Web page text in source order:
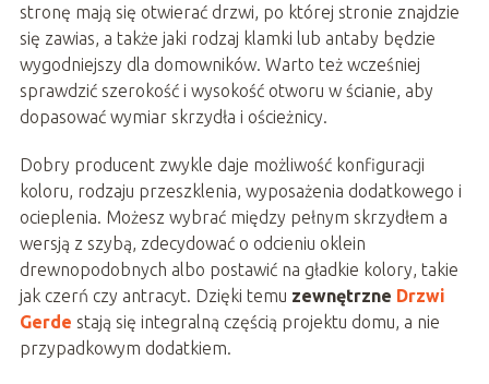
stronę mają się otwierać drzwi, po której stronie znajdzie
się zawias, a także jaki rodzaj klamki lub antaby będzie
wygodniejszy dla domowników. Warto też wcześniej
sprawdzić szerokość i wysokość otworu w ścianie, aby
dopasować wymiar skrzydła i ościeżnicy.
Dobry producent zwykle daje możliwość konfiguracji
koloru, rodzaju przeszklenia, wyposażenia dodatkowego i
ocieplenia. Możesz wybrać między pełnym skrzydłem a
wersją z szybą, zdecydować o odcieniu oklein
drewnopodobnych albo postawić na gładkie kolory, takie
jak czerń czy antracyt. Dzięki temu zewnętrzne Drzwi
Gerde stają się integralną częścią projektu domu, a nie
przypadkowym dodatkiem.